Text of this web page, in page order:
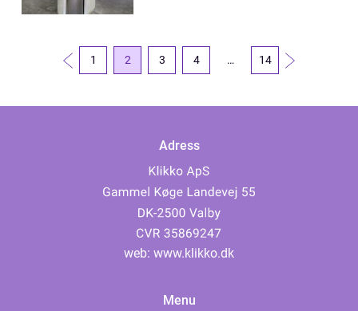
1 2 3 4 … 14
Adress
web: www.klikko.dk
Menu